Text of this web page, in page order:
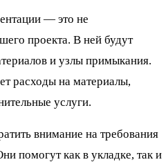
— это не
проекта. В ней будут
и узлы примыкания.
расходы на материалы,
услуги.
внимание на требования
помогут как в укладке, так и